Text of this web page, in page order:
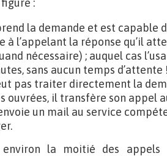
:
la demande et est capable
à l’appelant la réponse qu’il
nécessaire) ; auquel cas
sans aucun temps d’attente
pas traiter directement la
ouvrées, il transfère son appel
un mail au service
environ la moitié des